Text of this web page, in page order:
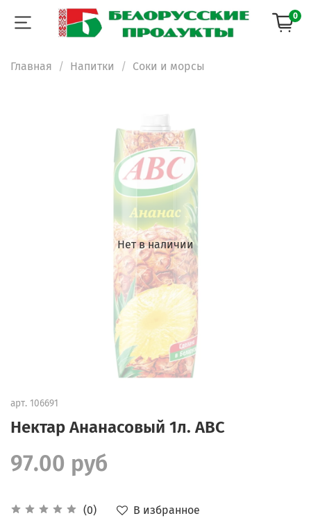
0
Главная Напитки Соки и морсы
Нет в наличии
арт. 106691
Нектар Ананасовый 1л. АВС
(0)
В избранное
97.00 руб